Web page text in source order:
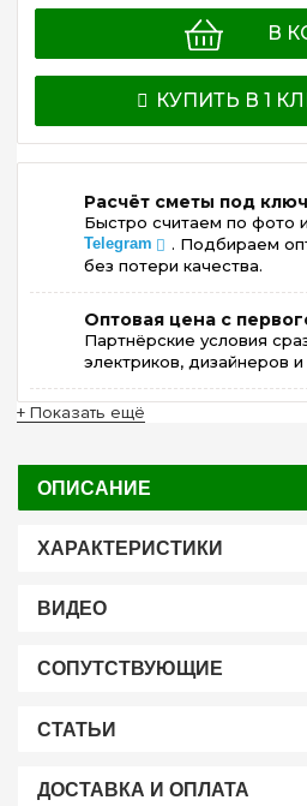
В
КУПИТЬ В 1
Расчёт сметы под ключ
Быстро считаем по фото
Telegram
. Подбираем
без потери качества.
Оптовая цена с
Партнёрские условия
электриков, дизайнеров
+ Показать ещё
ОПИСАНИЕ
ХАРАКТЕРИСТИКИ
ВИДЕО
СОПУТСТВУЮЩИЕ
СТАТЬИ
ДОСТАВКА И ОПЛАТА